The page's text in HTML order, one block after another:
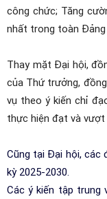
công chức; Tăng
nhất trong toàn
Thay mặt Đại hội,
của Thứ trưởng,
vụ theo ý kiến chỉ
thực hiện đạt và
Cũng tại Đại hội, các
kỳ 2025-2030.
Các ý kiến tập trung